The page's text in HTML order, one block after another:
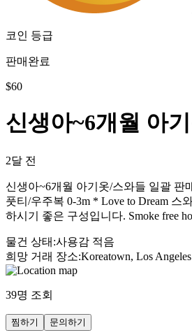
코인 등급
판매완료
$60
신생아~6개월 아
2달 전
신생아~6개월 아기옷/스와들 일괄 판
풋티/우주복 0-3m * Love to Dream
하시기 좋은 구성입니다. Smoke free
물건 상태 :사용감 적음
희망 거래 장소:Koreatown, Los Angeles
39명 조회
찜하기 문의하기